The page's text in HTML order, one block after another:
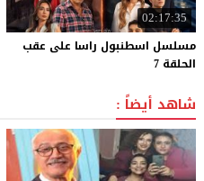
02:17:35
مسلسل اسطنبول راسا على عقب
الحلقة 7
شاهد أيضاً :